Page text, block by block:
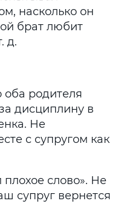
насколько он
брат любит
д.
родителя
дисциплину в
Не
с супругом как
плохое слово». Не
супруг вернется